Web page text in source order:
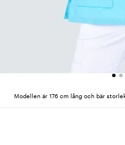
Modellen är 176 cm lång och bär